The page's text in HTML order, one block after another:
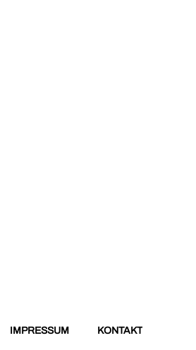
IMPRESSUM KONTAKT